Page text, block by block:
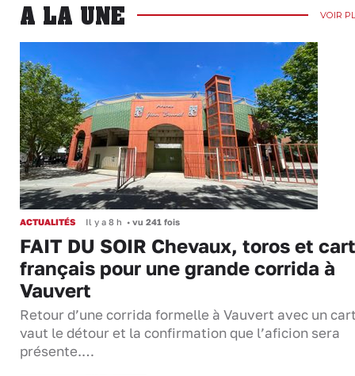
A LA UNE VOIR
ACTUALITÉS Il y a 8 h • vu 241 fois
FAIT DU SOIR Chevaux, toros et
français pour une grande corrida à
Vauvert
Retour d’une corrida formelle à Vauvert avec un
vaut le détour et la confirmation que l’aficion sera
présente.…